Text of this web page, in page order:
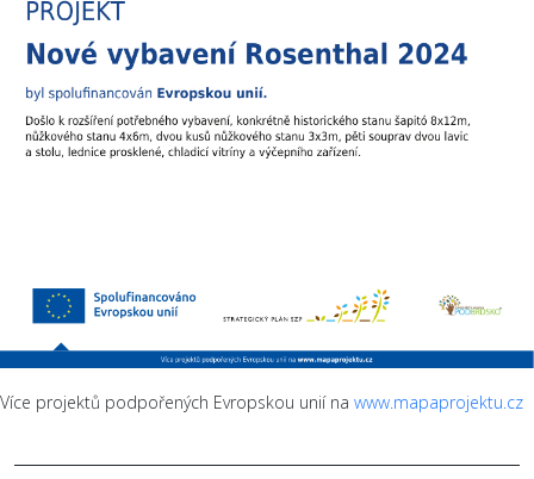
Více projektů podpořených Evropskou unií na www.mapaprojektu.cz